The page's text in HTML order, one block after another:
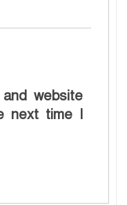
website
next time I